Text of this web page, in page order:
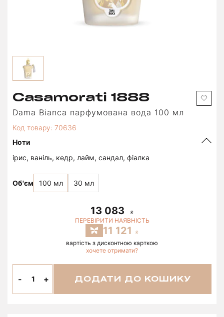
Casamorati 1888
Dama Bianca парфумована вода 100 мл
Код товару: 70636
Ноти
ірис, ваніль, кедр, лайм, сандал, фіалка
Об'єм 100 мл 30 мл
13 083
ПЕРЕВІРИТИ НАЯВНІСТЬ
11 121
вартість з дисконтною карткою
хочете отримати?
- + ДОДАТИ ДО КОШИКУ